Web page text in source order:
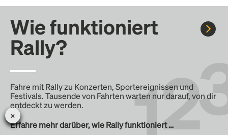
Wie funktioniert
Rally?
Fahre mit Rally zu Konzerten, Sportereignissen und
Festivals. Tausende von Fahrten warten nur darauf, von dir
entdeckt zu werden.
Erfahre mehr darüber, wie Rally funktioniert …